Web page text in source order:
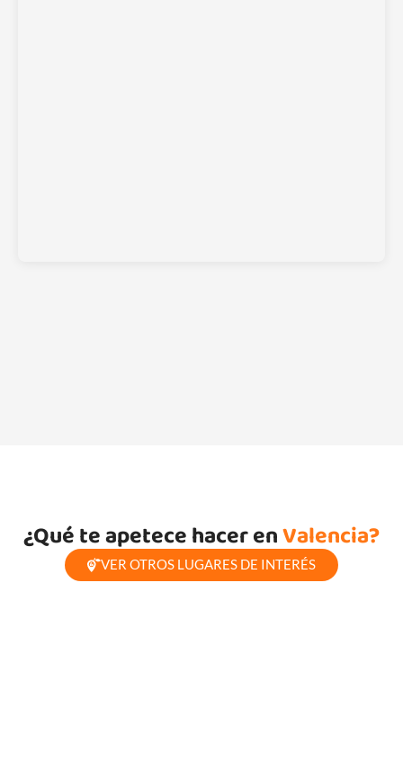
¿Qué te apetece hacer enValencia?
VER OTROS LUGARES DE INTERÉS